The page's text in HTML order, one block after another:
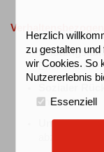
Effektivität
und Isolation
Unfähigkeit,
abzuschalten
Herzlich
zu gestalten
wir Cookies. So
Nutzererlebnis
Essenziell